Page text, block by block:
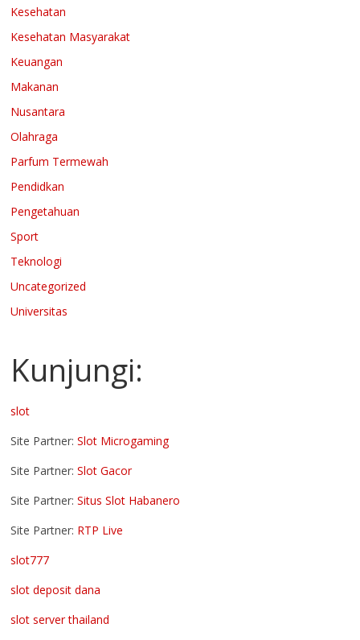
Kesehatan
Kesehatan Masyarakat
Keuangan
Makanan
Nusantara
Olahraga
Parfum Termewah
Pendidkan
Pengetahuan
Sport
Teknologi
Uncategorized
Universitas
Kunjungi:
slot
Site Partner:Slot Microgaming
Site Partner:Slot Gacor
Site Partner:Situs Slot Habanero
Site Partner: RTP Live
slot777
slot deposit dana
slot server thailand